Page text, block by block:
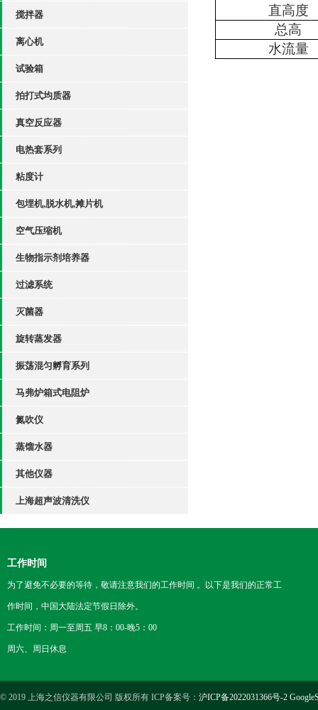
搅拌器
离心机
试验箱
拍打式均质器
真空反应器
电热套系列
粘度计
包埋机,脱水机,摊片机
空气压缩机
生物指示剂培养器
过滤系统
灭菌器
旋转蒸发器
振荡混匀孵育系列
马弗炉箱式电阻炉
氮吹仪
蒸馏水器
其他仪器
上海超声波清洗仪
直高度
总高
水流量
工作时间
为了避免不必要的等待，敬请注意我们的工作时间 。以下是我们的正常工
作时间，中国大陆法定节假日除外。
工作时间：周一至周五 早8：00-晚5：00
周六、周日休息
© 2019 上海之信仪器有限公司 版权所有 ICP备案号： 沪ICP备2022031366号-2